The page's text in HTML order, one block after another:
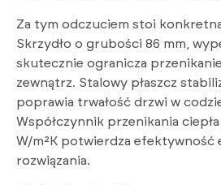
Za tym odczuciem stoi
Skrzydło o grubości 86 mm,
skutecznie ogranicza
zewnątrz. Stalowy płaszcz
poprawia trwałość drzwi w
Współczynnik przenikania
W/m²K potwierdza efektywność
rozwiązania.